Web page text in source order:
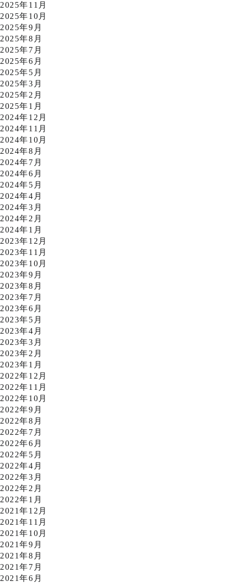
2025年11月
2025年10月
2025年9月
2025年8月
2025年7月
2025年6月
2025年5月
2025年3月
2025年2月
2025年1月
2024年12月
2024年11月
2024年10月
2024年8月
2024年7月
2024年6月
2024年5月
2024年4月
2024年3月
2024年2月
2024年1月
2023年12月
2023年11月
2023年10月
2023年9月
2023年8月
2023年7月
2023年6月
2023年5月
2023年4月
2023年3月
2023年2月
2023年1月
2022年12月
2022年11月
2022年10月
2022年9月
2022年8月
2022年7月
2022年6月
2022年5月
2022年4月
2022年3月
2022年2月
2022年1月
2021年12月
2021年11月
2021年10月
2021年9月
2021年8月
2021年7月
2021年6月